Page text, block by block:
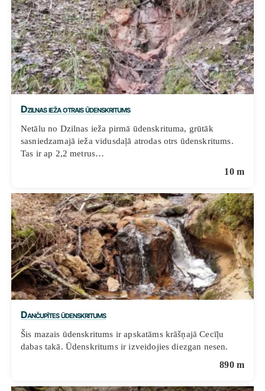
Dzilnas ieža otrais ūdenskritums
Netālu no Dzilnas ieža pirmā ūdenskrituma, grūtāk
sasniedzamajā ieža vidusdaļā atrodas otrs ūdenskritums.
Tas ir ap 2,2 metrus…
10 m
Dančupītes ūdenskritums
Šis mazais ūdenskritums ir apskatāms krāšņajā Cecīļu
dabas takā. Ūdenskritums ir izveidojies diezgan nesen.
890 m